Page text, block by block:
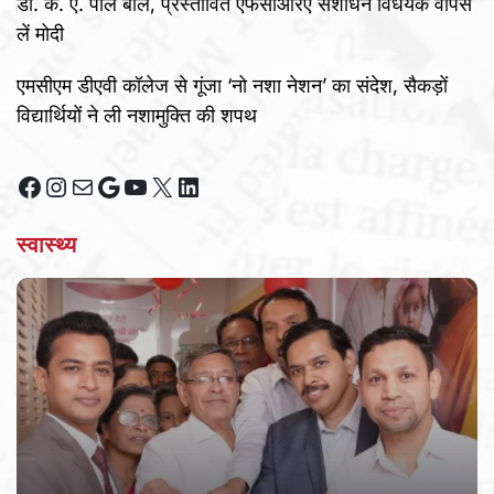
लें मोदी
एमसीएम डीएवी कॉलेज से गूंजा ‘नो नशा नेशन’ का संदेश, सैकड़ों
विद्यार्थियों ने ली नशामुक्ति की शपथ
Facebook
Instagram
MailGoogle
YouTube
X LinkedIn
स्वास्थ्य